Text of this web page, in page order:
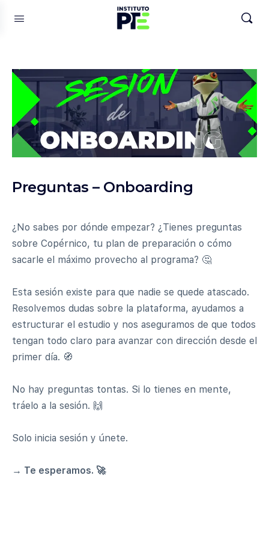
Preguntas – Onboarding
¿No sabes por dónde empezar? ¿Tienes preguntas
sobre Copérnico, tu plan de preparación o cómo
sacarle el máximo provecho al programa? 🤔
Esta sesión existe para que nadie se quede atascado.
Resolvemos dudas sobre la plataforma, ayudamos a
estructurar el estudio y nos aseguramos de que todos
tengan todo claro para avanzar con dirección desde el
primer día. 🧭
No hay preguntas tontas. Si lo tienes en mente,
tráelo a la sesión. 🙌
Solo inicia sesión y únete.
→ Te esperamos. 🚀